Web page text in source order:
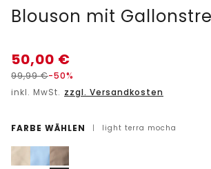
Blouson mit
50,00 €
99,99€-50%
inkl. MwSt. zzgl. Versandkosten
FARBE WÄHLEN | light terra mocha